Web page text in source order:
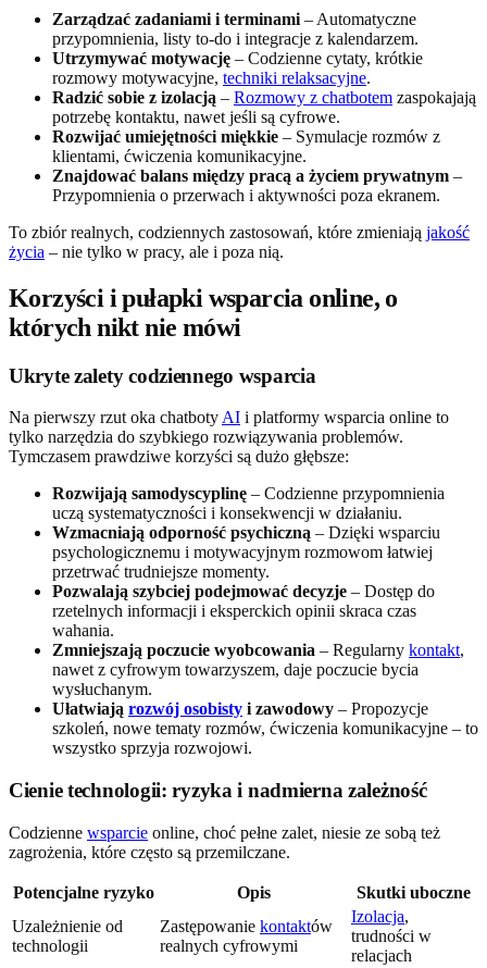
Zarządzać zadaniami i terminami – Automatyczne
przypomnienia, listy to-do i integracje z kalendarzem.
Utrzymywać motywację – Codzienne cytaty, krótkie
rozmowy motywacyjne, techniki relaksacyjne.
Radzić sobie z izolacją – Rozmowy z chatbotem zaspokajają
potrzebę kontaktu, nawet jeśli są cyfrowe.
Rozwijać umiejętności miękkie – Symulacje rozmów z
klientami, ćwiczenia komunikacyjne.
Znajdować balans między pracą a życiem prywatnym –
Przypomnienia o przerwach i aktywności poza ekranem.
To zbiór realnych, codziennych zastosowań, które zmieniają jakość
życia – nie tylko w pracy, ale i poza nią.
Korzyści i pułapki wsparcia online, o
których nikt nie mówi
Ukryte zalety codziennego wsparcia
Na pierwszy rzut oka chatbotyAI i platformy wsparcia online to
tylko narzędzia do szybkiego rozwiązywania problemów.
Tymczasem prawdziwe korzyści są dużo głębsze:
Rozwijają samodyscyplinę – Codzienne przypomnienia
uczą systematyczności i konsekwencji w działaniu.
Wzmacniają odporność psychiczną – Dzięki wsparciu
psychologicznemu i motywacyjnym rozmowom łatwiej
przetrwać trudniejsze momenty.
Pozwalają szybciej podejmować decyzje – Dostęp do
rzetelnych informacji i eksperckich opinii skraca czas
wahania.
Zmniejszają poczucie wyobcowania – Regularny kontakt,
nawet z cyfrowym towarzyszem, daje poczucie bycia
wysłuchanym.
Ułatwiają rozwój osobisty i zawodowy – Propozycje
szkoleń, nowe tematy rozmów, ćwiczenia komunikacyjne – to
wszystko sprzyja rozwojowi.
Cienie technologii: ryzyka i nadmierna zależność
Codzienne wsparcie online, choć pełne zalet, niesie ze sobą też
zagrożenia, które często są przemilczane.
Potencjalne ryzyko Opis
Skutki uboczne
Uzależnienie od
technologii
Zastępowanie kontaktów
realnych cyfrowymi
Izolacja,
trudności w
relacjach